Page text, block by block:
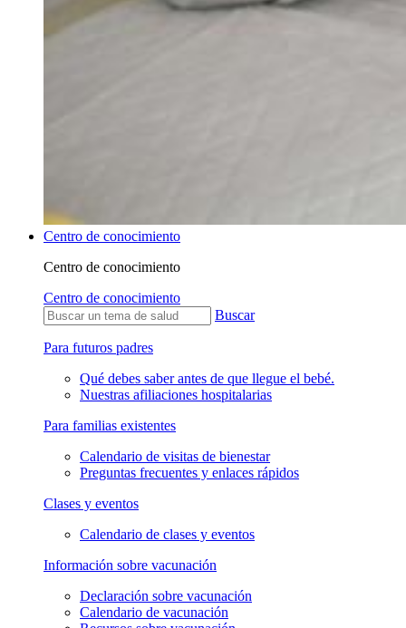
Centro de conocimiento
Centro de conocimiento
Centro de conocimiento
Buscar
Para futuros padres
Qué debes saber antes de que llegue el bebé.
Nuestras afiliaciones hospitalarias
Para familias existentes
Calendario de visitas de bienestar
Preguntas frecuentes y enlaces rápidos
Clases y eventos
Calendario de clases y eventos
Información sobre vacunación
Declaración sobre vacunación
Calendario de vacunación